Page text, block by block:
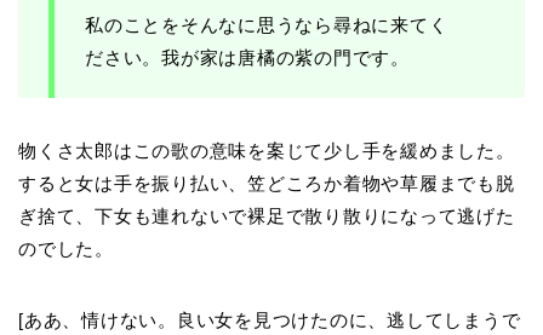
私のことをそんなに思うなら尋ねに来てく
ださい。我が家は唐橘の紫の門です。
物くさ太郎はこの歌の意味を案じて少し手を緩めました。
すると女は手を振り払い、笠どころか着物や草履までも脱
ぎ捨て、下女も連れないで裸足で散り散りになって逃げた
のでした。
[ああ、情けない。良い女を見つけたのに、逃してしまうで